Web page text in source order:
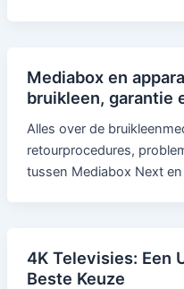
Mediabox en
bruikleen, garantie
Alles over de
retourprocedures,
tussen Mediabox Next
4K Televisies: Een
Beste Keuze